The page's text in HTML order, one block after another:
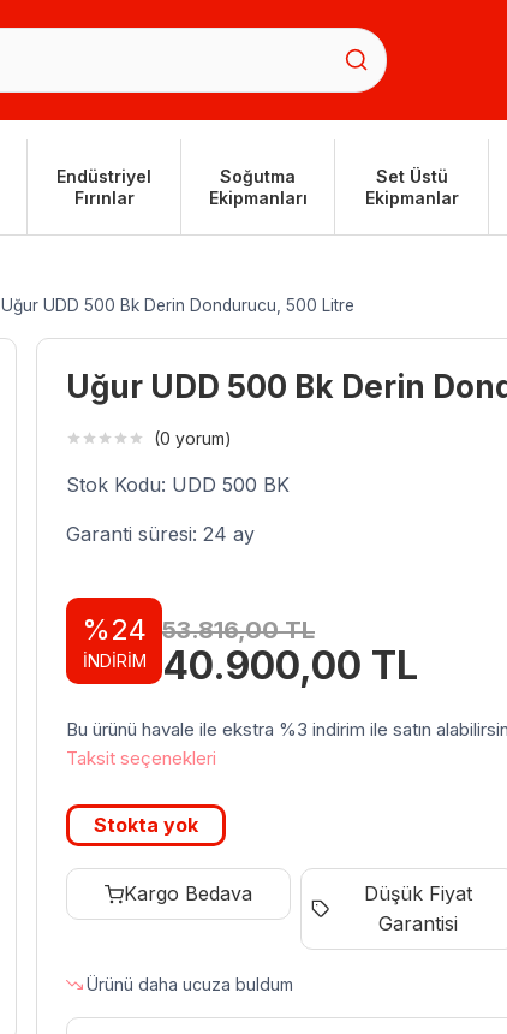
Endüstriyel
Fırınlar
Soğutma
Ekipmanları
Set Üstü
Ekipmanlar
Uğur UDD 500 Bk Derin Dondurucu, 500 Litre
Uğur UDD 500 Bk Derin
(0 yorum)
Stok Kodu: UDD 500 BK
Garanti süresi: 24 ay
%24
İNDİRİM
53.816,00TL
Orijinal
53.816,00 TL.
40.900,00 TL
fiyat:
Bu ürünü havale ile ekstra %3 indirim ile satın
Taksit seçenekleri
Stokta yok
Kargo Bedava
Düşük Fiyat
Garantisi
Ürünü daha ucuza buldum